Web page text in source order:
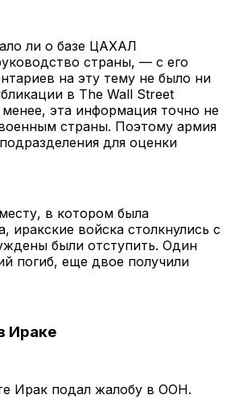
ли о базе ЦАХАЛ
страны, — с его
на эту тему не было ни
в The Wall Street
эта информация точно не
страны. Поэтому армия
для оценки
в котором была
иракские войска столкнулись с
были отступить. Один
погиб, еще двое получили
Ираке
Ирак подал жалобу в ООН.